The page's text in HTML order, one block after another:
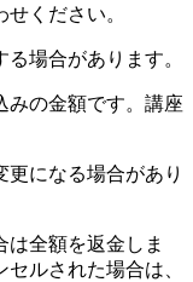
ください。
場合があります。
の金額です。講座
になる場合があり
全額を返金しま
ルされた場合は、